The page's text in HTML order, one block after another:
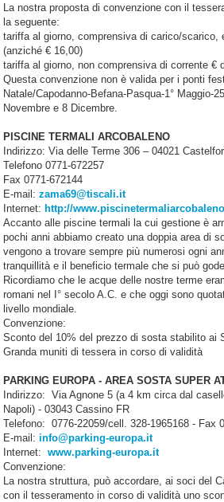
La nostra proposta di convenzione con il
la seguente:
tariffa al giorno, comprensiva di carico/scarico,
(anziché € 16,00)
tariffa al giorno, non comprensiva di corrente €
Questa convenzione non è valida per i ponti
Natale/Capodanno-Befana-Pasqua-1° Maggio-
Novembre e 8 Dicembre.
PISCINE TERMALI ARCOBALENO
Indirizzo: Via delle Terme 306 – 04021
Telefono 0771-672257
Fax 0771-672144
E-mail:zama69@tiscali.it
Internet:http://
Accanto alle piscine termali la cui gestione è
pochi anni abbiamo creato una doppia area di
vengono a trovare sempre più numerosi ogni
tranquillità e il beneficio termale che si può
Ricordiamo che le acque delle nostre terme
romani nel I° secolo A.C. e che oggi sono
livello mondiale.
Convenzione:
Sconto del 10% del prezzo di sosta stabilito ai
Granda muniti di tessera in corso di validità
PARKING EUROPA - AREA SOSTA SUPER
Indirizzo: Via Agnone 5 (a 4 km circa dal
Napoli) - 03043 Cassino FR
Telefono: 0776-22059/cell. 328-1965168 - Fax
E-mail:info@parking-europa.it
Internet:www.parking-europa.it
Convenzione:
La nostra struttura, può accordare, ai soci del
con il tesseramento in corso di validità uno